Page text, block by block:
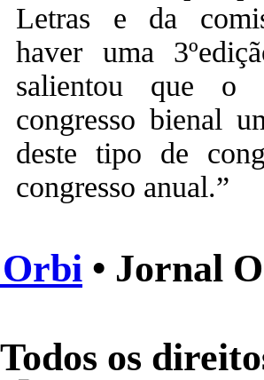
Letras e da
haver uma
salientou que o
congresso bienal
deste tipo de
congresso anual.”
• Jornal
os